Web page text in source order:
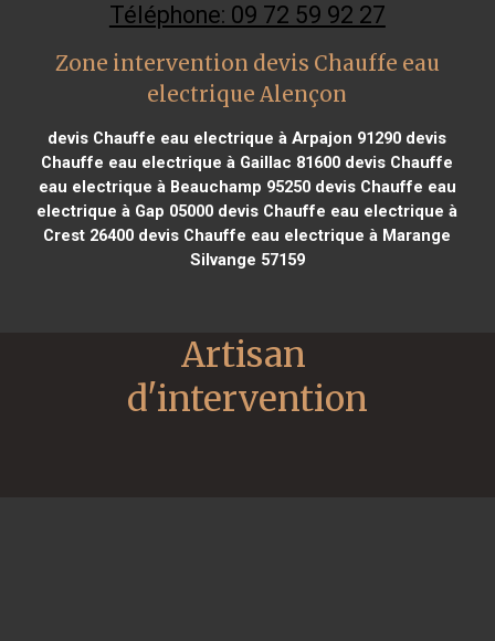
Téléphone: 09 72 59 92 27
Zone intervention devis Chauffe eau
electrique Alençon
devis Chauffe eau electrique à Arpajon 91290 devis
Chauffe eau electrique à Gaillac 81600 devis Chauffe
eau electrique à Beauchamp 95250devis Chauffe eau
electrique à Gap 05000 devis Chauffe eau electrique à
Crest 26400 devis Chauffe eau electrique à Marange
Silvange 57159
Artisan
d'intervention